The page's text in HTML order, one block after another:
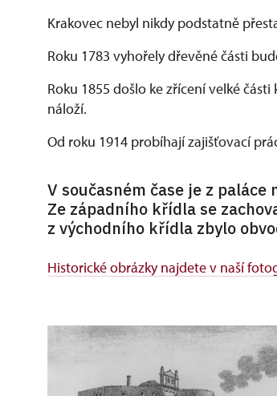
Krakovec nebyl nikdy podstatně
Roku 1783 vyhořely dřevěné části
Roku 1855 došlo ke zřícení velké
náloží.
Od roku 1914 probíhají zajišťovací
V současném čase je z
Ze západního křídla se
z východního křídla zbylo
Historické obrázky najdete v naší